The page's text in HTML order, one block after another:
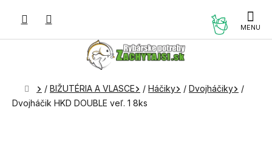
Domov
/ BIŽUTÉRIA A VLASCE / Háčiky / Dvojháčiky
/
Dvojháčik HKD DOUBLE veľ. 1 8ks